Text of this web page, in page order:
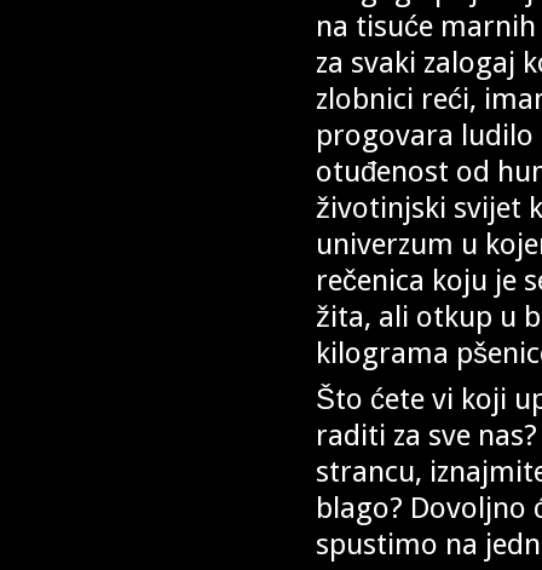
na tisuće
za svaki zalogaj
zlobnici reći,
progovara
otuđenost od
životinjski svijet
univerzum u
rečenica koju je
žita, ali otkup u
kilograma
Što ćete vi koji
raditi za sve
strancu,
blago? Dovoljno
spustimo na